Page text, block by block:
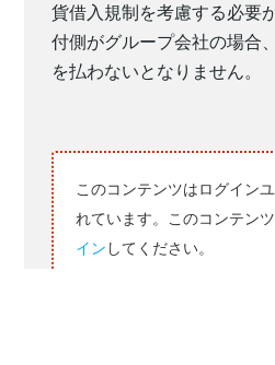
貨借入規制を考慮する必要
付側がグループ会社の場合
を払わないとなりません。
このコンテンツはログイン
れています。このコンテン
イン してください。